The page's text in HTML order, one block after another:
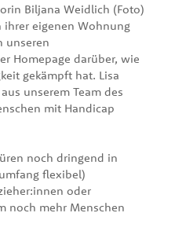
Biljana Weidlich (Foto)
eigenen Wohnung
unseren
Homepage darüber, wie
gekämpft hat. Lisa
unserem Team des
mit Handicap
noch dringend in
flexibel)
oder
noch mehr Menschen